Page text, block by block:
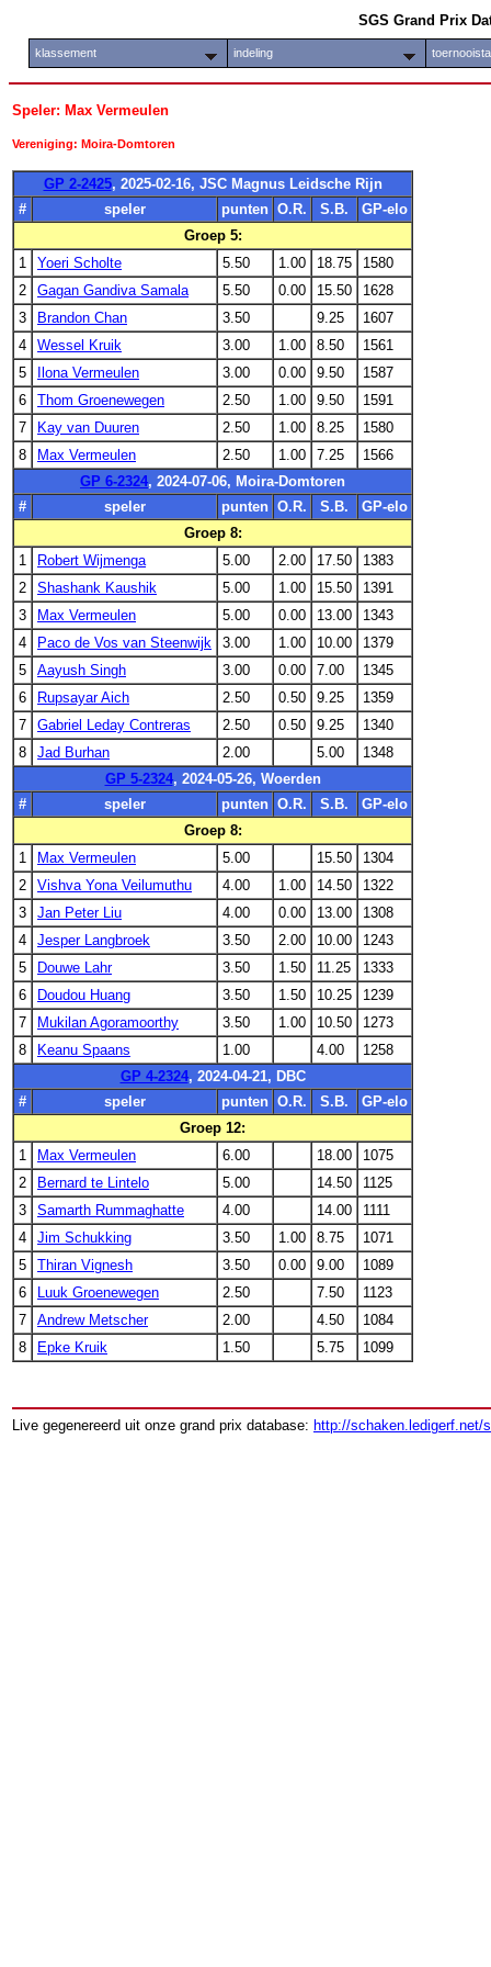
SGS Grand Prix
klassement indeling
Speler: Max Vermeulen
Vereniging: Moira-Domtoren
GP 2-2425, 2025-02-16, JSC Magnus Leidsche Rijn
#
speler punten O.R. S.B.
GP-elo
Groep 5:
1
Yoeri Scholte 5.50 1.00 18.75
1580
2
Gagan Gandiva Samala 5.50 0.00 15.50
1628
3
Brandon Chan 3.50 9.25
1607
4
Wessel Kruik 3.00 1.00 8.50
1561
5
Ilona Vermeulen 3.00 0.00 9.50
1587
6
Thom Groenewegen 2.50 1.00 9.50
1591
7
Kay van Duuren 2.50 1.00 8.25
1580
8
Max Vermeulen 2.50 1.00 7.25
1566
GP 6-2324, 2024-07-06, Moira-Domtoren
#
speler punten O.R. S.B.
GP-elo
Groep 8:
1
Robert Wijmenga 5.00 2.00 17.50
1383
2
Shashank Kaushik 5.00 1.00 15.50
1391
3
Max Vermeulen 5.00 0.00 13.00
1343
4
Paco de Vos van Steenwijk 3.00 1.00 10.00
1379
5
Aayush Singh 3.00 0.00 7.00
1345
6
Rupsayar Aich 2.50 0.50 9.25
1359
7
Gabriel Leday Contreras 2.50 0.50 9.25
1340
8
Jad Burhan 2.00 5.00
1348
GP 5-2324, 2024-05-26, Woerden
#
speler punten O.R. S.B.
GP-elo
Groep 8:
1
Max Vermeulen 5.00 15.50
1304
2
Vishva Yona Veilumuthu 4.00 1.00 14.50
1322
3
Jan Peter Liu 4.00 0.00 13.00
1308
4
Jesper Langbroek 3.50 2.00 10.00
1243
5
Douwe Lahr 3.50 1.50 11.25
1333
6
Doudou Huang 3.50 1.50 10.25
1239
7
Mukilan Agoramoorthy 3.50 1.00 10.50
1273
8
Keanu Spaans 1.00 4.00
1258
GP 4-2324, 2024-04-21, DBC
#
speler punten O.R. S.B.
GP-elo
Groep 12:
1
Max Vermeulen 6.00 18.00
1075
2
Bernard te Lintelo 5.00 14.50
1125
3
Samarth Rummaghatte 4.00 14.00
1111
4
Jim Schukking 3.50 1.00 8.75
1071
5
Thiran Vignesh 3.50 0.00 9.00
1089
6
Luuk Groenewegen 2.50 7.50
1123
7
Andrew Metscher 2.00 4.50
1084
8
Epke Kruik 1.50 5.75 1099
Live gegenereerd uit onze grand prix database: http://schaken.ledigerf.net/